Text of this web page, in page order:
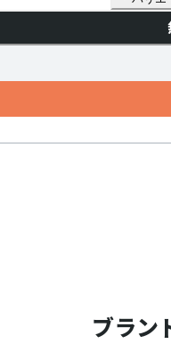
ブラン